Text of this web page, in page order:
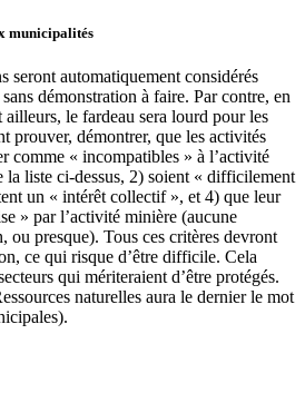
municipalités
seront automatiquement considérés
démonstration à faire. Par contre, en
le fardeau sera lourd pour les
prouver, démontrer, que les activités
comme « incompatibles » à l’activité
la liste ci-dessus, 2) soient « difficilement
un « intérêt collectif », et 4) que leur
» par l’activité minière (aucune
ou presque). Tous ces critères devront
ce qui risque d’être difficile. Cela
qui mériteraient d’être protégés.
naturelles aura le dernier le mot